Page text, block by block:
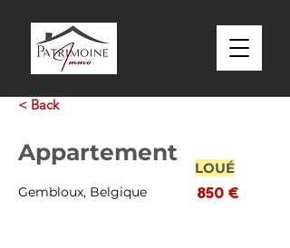
< Back
Appartement
LOUÉ
Gembloux, Belgique 850 €